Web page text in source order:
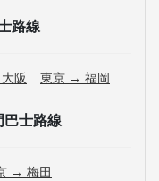
路線
阪 東京 → 福岡
巴士路線
→ 梅田